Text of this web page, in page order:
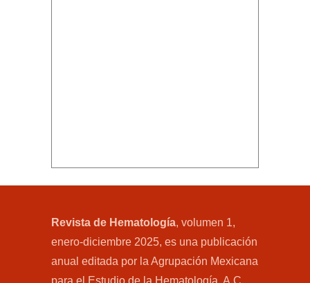
Revista de Hematología, volumen 1,
enero-diciembre 2025, es una publicación
anual editada por la Agrupación Mexicana
para el Estudio de la Hematología, A.C.